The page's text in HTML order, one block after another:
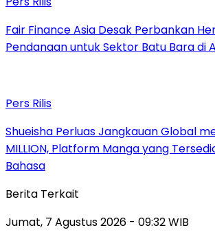
Fair Finance Asia Desak Perbankan
Pendanaan untuk Sektor Batu Bara di
Pers Rilis
Shueisha Perluas Jangkauan Global
MILLION, Platform Manga yang
Bahasa
Berita Terkait
Jumat, 7 Agustus 2026 - 09:32 WIB